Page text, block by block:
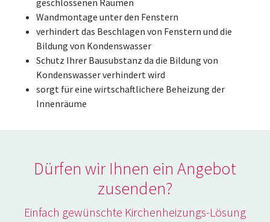
geschlossenen Räumen
Wandmontage unter den Fenstern
verhindert das Beschlagen von Fenstern und die
Bildung von Kondenswasser
Schutz Ihrer Bausubstanz da die Bildung von
Kondenswasser verhindert wird
sorgt für eine wirtschaftlichere Beheizung der
Innenräume
Dürfen wir Ihnen ein Angebot
zusenden?
Einfach gewünschte Kirchenheizungs-Lösung